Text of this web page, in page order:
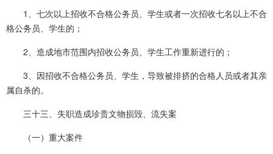
1、七次以上招收不合格公务员、学生或者一次招收七名以上不合
格公务员、学生的；
2、造成地市范围内招收公务员、学生工作重新进行的；
3、因招收不合格公务员、学生，导致被排挤的合格人员或者其亲
属自杀的。
三十三、失职造成珍贵文物损毁、流失案
（一）重大案件